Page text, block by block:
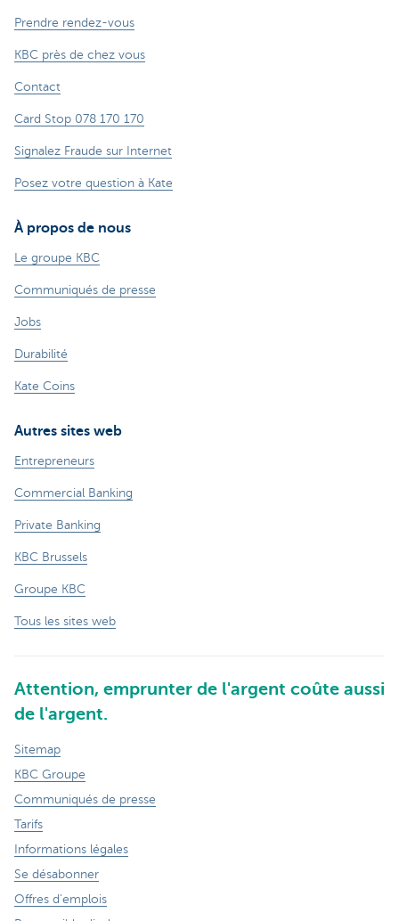
Prendre rendez-vous
KBC près de chez vous
Contact
Card Stop 078 170 170
Signalez Fraude sur Internet
Posez votre question à Kate
À propos de nous
Le groupe KBC
Communiqués de presse
Jobs
Durabilité
Kate Coins
Autres sites web
Entrepreneurs
Commercial Banking
Private Banking
KBC Brussels
Groupe KBC
Tous les sites web
Attention, emprunter de l'argent coûte aussi
de l'argent.
Sitemap
KBC Groupe
Communiqués de presse
Tarifs
Informations légales
Se désabonner
Offres d'emplois